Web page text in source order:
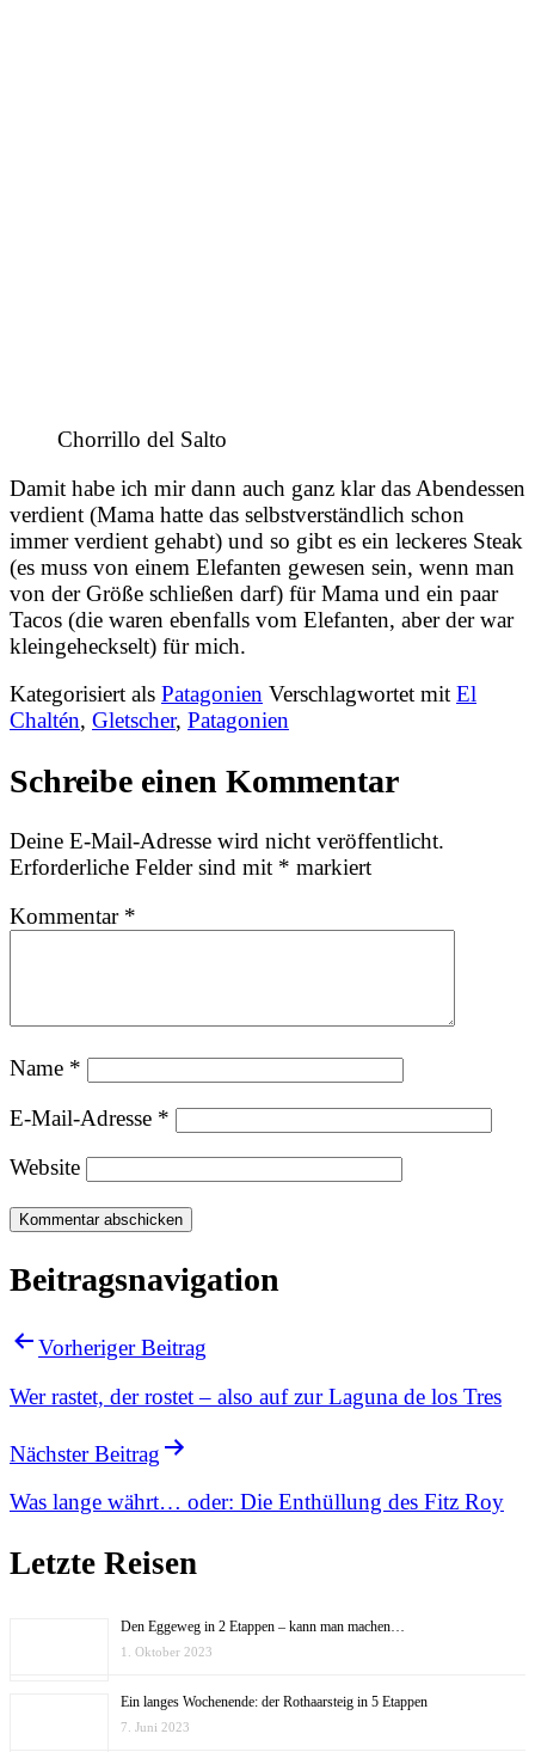
Chorrillo del Salto
Damit habe ich mir dann auch ganz klar das Abendessen
verdient (Mama hatte das selbstverständlich schon
immer verdient gehabt) und so gibt es ein leckeres Steak
(es muss von einem Elefanten gewesen sein, wenn man
von der Größe schließen darf) für Mama und ein paar
Tacos (die waren ebenfalls vom Elefanten, aber der war
kleingeheckselt) für mich.
Kategorisiert als Patagonien Verschlagwortet mit El
Chaltén, Gletscher, Patagonien
Schreibe einen Kommentar
Deine E-Mail-Adresse wird nicht veröffentlicht.
Erforderliche Felder sind mit * markiert
Kommentar *
Name *
E-Mail-Adresse *
Website
Beitragsnavigation
Vorheriger Beitrag
Wer rastet, der rostet – also auf zur Laguna de los Tres
Nächster Beitrag
Was lange währt… oder: Die Enthüllung des Fitz Roy
Letzte Reisen
Den Eggeweg in 2 Etappen – kann man machen…
1. Oktober 2023
Ein langes Wochenende: der Rothaarsteig in 5 Etappen
7. Juni 2023